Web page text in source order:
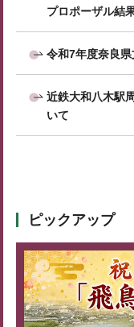
プロポーザル結
令和7年度奈良
近鉄大和八木駅
いて
ピックアップ